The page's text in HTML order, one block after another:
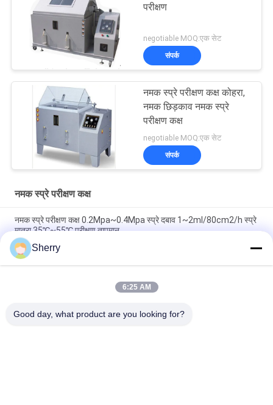
परीक्षण
negotiable MOQ:एक सेट
संपर्क
नमक स्प्रे परीक्षण कक्ष कोहरा,
नमक छिड़काव नमक स्प्रे
परीक्षण कक्ष
negotiable MOQ:एक सेट
संपर्क
नमक स्प्रे परीक्षण कक्ष
नमक स्प्रे परीक्षण कक्ष 0.2Mpa~0.4Mpa स्प्रे दबाव 1~2ml/80cm2/h स्प्रे
मात्रा 35℃~55℃ परीक्षण तापमान
95% आरएच 0.3 मिमी ~ 0.8 मिमी स्प्रे नोजल के साथ 48 घंटे ~ 1000 घंटे
परीक्षण समय नमक धुंध संक्षारण परीक्षण
95% आरएच 0.3 मिमी ~ 0.8 मिमी परीक्षण समय नमक धुंध संक्षारण नमक स्प्रे
Sherry
6:25 AM
Good day, what product are you looking for?